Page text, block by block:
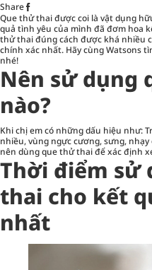
Share
Que thử thai được coi là vật dụng
quả tình yêu của mình đã đơm hoa
thử thai đúng cách được khá nhiều
chính xác nhất. Hãy cùng Watsons
nhé!
Nên sử dụng
nào?
Khi chị em có những dấu hiệu như:
nhiều, vùng ngực cương, sưng,
nên dùng que thử thai để xác định
Thời điểm sử
thai cho kết
nhất